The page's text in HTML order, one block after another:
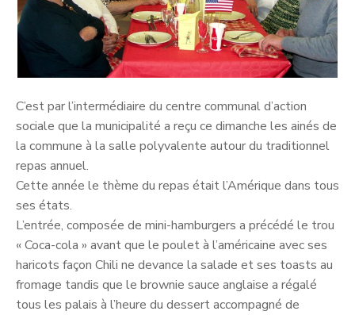
C’est par l’intermédiaire du centre communal d’action
sociale que la municipalité a reçu ce dimanche les ainés de
la commune à la salle polyvalente autour du traditionnel
repas annuel.
Cette année le thème du repas était l’Amérique dans tous
ses états.
L’entrée, composée de mini-hamburgers a précédé le trou
« Coca-cola » avant que le poulet à l’américaine avec ses
haricots façon Chili ne devance la salade et ses toasts au
fromage tandis que le brownie sauce anglaise a régalé
tous les palais à l’heure du dessert accompagné de